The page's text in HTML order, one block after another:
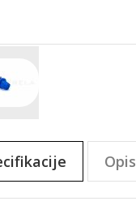
Opis